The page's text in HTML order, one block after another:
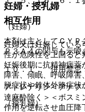
妊婦・授乳婦
（妊婦）
妊婦又は妊娠している
性が危険性を上回ると
妊娠後期に抗精神病薬
障害、傾眠、呼吸障
脱症状や錐体外路症状
（授乳婦）
相互作用
本剤は主としてＣＹＰ
Ｐ３Ａ４の関与も示唆
１０．１． 併用禁忌
アドレナリン＜アナフ
達麻酔除く＞＜ボスミ
作用を逆転させ血圧降